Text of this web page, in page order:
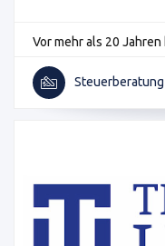
Vor mehr als 20
Steuerberatung